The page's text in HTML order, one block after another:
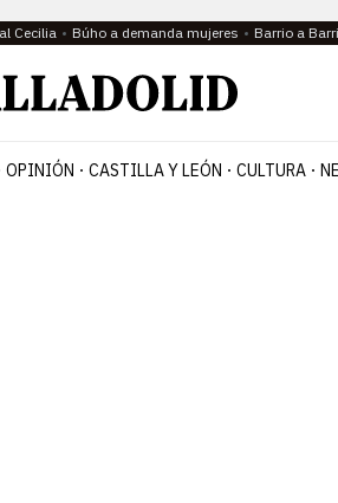
Cecilia Búho a demanda mujeres Barrio a
OPINIÓN CASTILLA Y LEÓN CULTURA